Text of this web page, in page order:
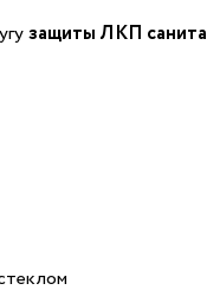
защиты ЛКП